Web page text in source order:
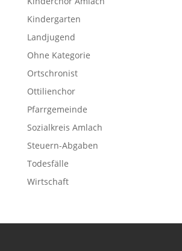
Kindergarten
Landjugend
Ohne Kategorie
Ortschronist
Ottilienchor
Pfarrgemeinde
Sozialkreis Amlach
Steuern-Abgaben
Todesfälle
Wirtschaft